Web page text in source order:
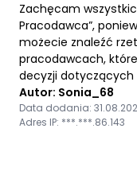
Zachęcam
Pracodawca”,
możecie znaleźć
pracodawcach,
decyzji dotyczących
Autor: Sonia_68
Data dodania:
Adres IP: ***.***.86.143